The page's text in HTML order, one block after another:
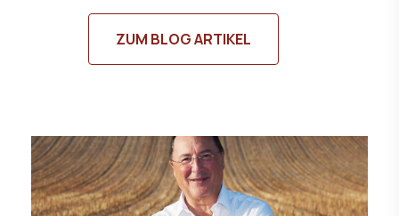
ZUM BLOG ARTIKEL